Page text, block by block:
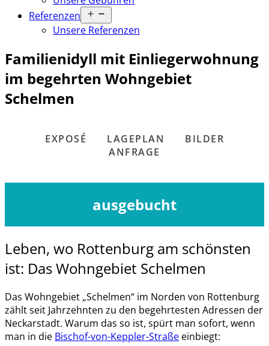
Referenzen
öffnen
Unsere Referenzen
Familienidyll mit Einliegerwohnung
im begehrten Wohngebiet
Schelmen
EXPOSÉ LAGEPLAN
BILDER
ANFRAGE
ausgebucht
Leben, wo Rottenburg am schönsten
ist: Das Wohngebiet Schelmen
Das Wohngebiet „Schelmen“ im Norden von Rottenburg
zählt seit Jahrzehnten zu den begehrtesten Adressen der
Neckarstadt. Warum das so ist, spürt man sofort, wenn
man in die Bischof-von-Keppler-Straße einbiegt: